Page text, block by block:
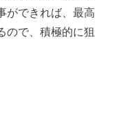
ができれば、最高
ので、積極的に狙